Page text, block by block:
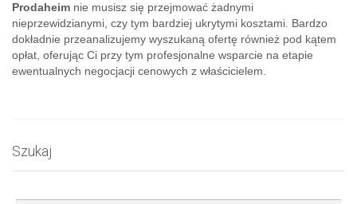
Prodaheim nie musisz się przejmować żadnymi
nieprzewidzianymi, czy tym bardziej ukrytymi kosztami. Bardzo
dokładnie przeanalizujemy wyszukaną ofertę również pod kątem
opłat, oferując Ci przy tym profesjonalne wsparcie na etapie
ewentualnych negocjacji cenowych z właścicielem.
Szukaj